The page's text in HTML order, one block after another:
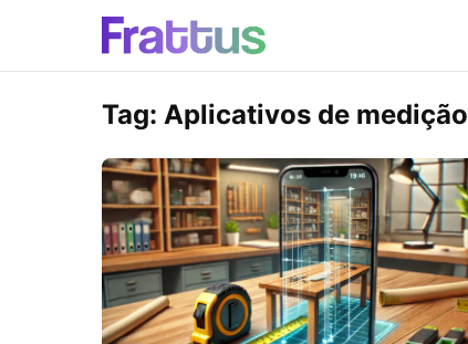
Tag: Aplicativos de medição